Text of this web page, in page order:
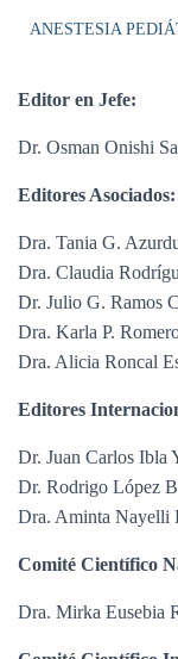
ANESTESIA
Editor en Jefe:
Dr. Osman Onishi
Editores Asociados:
Dra. Tania G.
Dra. Claudia
Dr. Julio G. Ramos
Dra. Karla P.
Dra. Alicia Roncal
Editores
Dr. Juan Carlos Ibla
Dr. Rodrigo López
Dra. Aminta Nayelli
Comité Científico
Dra. Mirka Eusebia